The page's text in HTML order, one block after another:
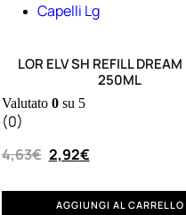
Capelli Lg
LOR ELV SH REFILL
250ML
Valutato 0su 5
(0)
4,63€ 2,92€
AGGIUNGI AL CARRELLO